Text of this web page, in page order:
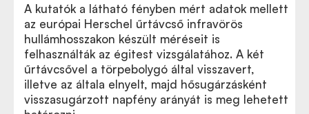
A kutatók a látható fényben mért adatok mellett
az európai Herschel űrtávcső infravörös
hullámhosszakon készült méréseit is
felhasználták az égitest vizsgálatához. A két
űrtávcsővel a törpebolygó által visszavert,
illetve az általa elnyelt, majd hősugárzásként
visszasugárzott napfény arányát is meg lehetett